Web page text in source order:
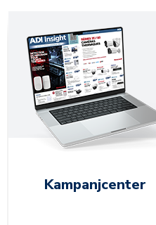
Kampanjcenter